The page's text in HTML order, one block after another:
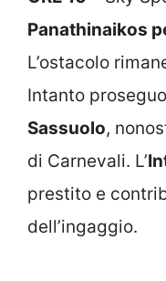
Panathinaikos
L’ostacolo
Intanto
Sassuolo
,
di Carnevali. L’
prestito e
dell’ingaggio.